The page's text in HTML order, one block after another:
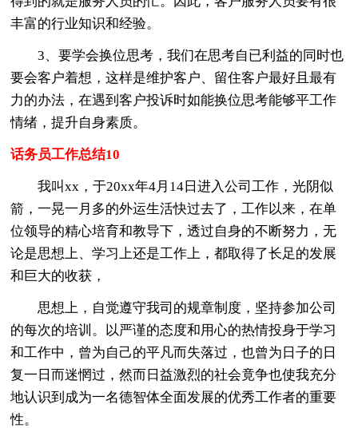
丰富的行业知识和经验。
3、要学会换位思考，我们在思考自已利益的同时也
要会客户着想，这样是维护客户、留住客户最好且最有
力的办法，在遇到客户投诉时如能换位思考能够平工作
情绪，提升自身素质。
话务员工作总结10
我叫xx，于20xx年4月14日进入公司工作，光阴似
箭，一晃一月多的外运生活快过去了，工作以来，在单
位领导的精心培育和教导下，透过自身的不断努力，无
论是思想上、学习上还是工作上，都取得了长足的发展
和巨大的收获，
思想上，自觉遵守我司的规章制度，坚持参加公司
的每次的培训。以严谨的态度和用心的热情投身于学习
和工作中，曾为自己的平凡而失落过，也曾为日子的日
复一日而迷惘过，然而日益激烈的社会竟争也使我充分
地认识到成为一名德智体全面发展的优秀工作者的重要
性。